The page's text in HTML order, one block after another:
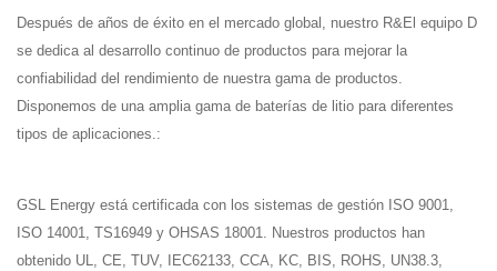
Después de años de éxito en el mercado global, nuestro R&El equipo D
se dedica al desarrollo continuo de productos para mejorar la
confiabilidad del rendimiento de nuestra gama de productos.
Disponemos de una amplia gama de baterías de litio para diferentes
tipos de aplicaciones.:
GSL Energy está certificada con los sistemas de gestión ISO 9001,
ISO 14001, TS16949 y OHSAS 18001. Nuestros productos han
obtenido UL, CE, TUV, IEC62133, CCA, KC, BIS, ROHS, UN38.3,